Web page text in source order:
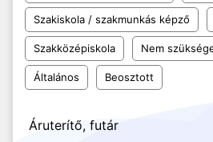
Szakiskola / szakmunkás képző
Szakközépiskola Nem
Általános Beosztott
Áruterítő, futár